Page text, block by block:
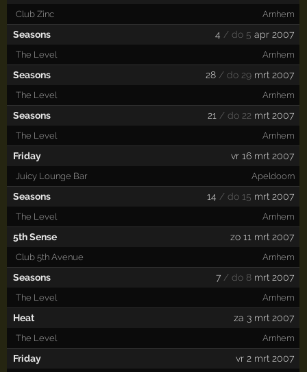
Club Zinc Arnhem
Seasons 4 / do 5 apr 2007
The Level Arnhem
Seasons 28 / do 29 mrt 2007
The Level Arnhem
Seasons 21 / do 22 mrt 2007
The Level Arnhem
Friday vr 16 mrt 2007
Juicy Lounge Bar Apeldoorn
Seasons 14 / do 15 mrt 2007
The Level Arnhem
5th Sense zo 11 mrt 2007
Club 5th Avenue Arnhem
Seasons 7 / do 8 mrt 2007
The Level Arnhem
Heat za 3 mrt 2007
The Level Arnhem
Friday vr 2 mrt 2007